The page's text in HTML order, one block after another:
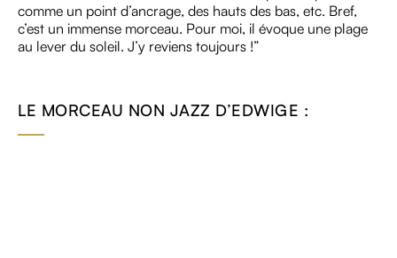
comme un point d’ancrage, des hauts des bas, etc. Bref,
c’est un immense morceau. Pour moi, il évoque une plage
au lever du soleil. J’y reviens toujours !”
LE MORCEAU NON JAZZ D’EDWIGE :